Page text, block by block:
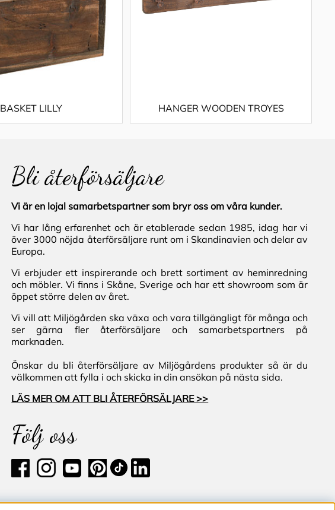
BASKET LILLY HANGER WOODEN TROYES
Bli återförsäljare
Vi är en lojal samarbetspartner som bryr oss om våra kunder.
Vi har lång erfarenhet och är etablerade sedan 1985, idag har vi
över 3000 nöjda återförsäljare runt om i Skandinavien och delar av
Europa.
Vi erbjuder ett inspirerande och brett sortiment av heminredning
och möbler. Vi finns i Skåne, Sverige och har ett showroom som är
öppet större delen av året.
Vi vill att Miljögården ska växa och vara tillgängligt för många och
ser gärna fler återförsäljare och samarbetspartners på
marknaden.
Önskar du bli återförsäljare av Miljögårdens produkter så är du
välkommen att fylla i och skicka in din ansökan på nästa sida.
LÄS MER OM ATT BLI ÅTERFÖRSÄLJARE >>
Följ oss